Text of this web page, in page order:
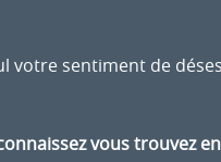
votre sentiment de
vous trouvez